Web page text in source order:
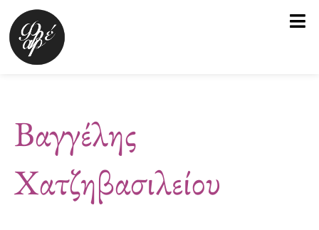
Μετάβαση
στο
περιεχόμενο
Βαγγέλης
Χατζηβασιλείου